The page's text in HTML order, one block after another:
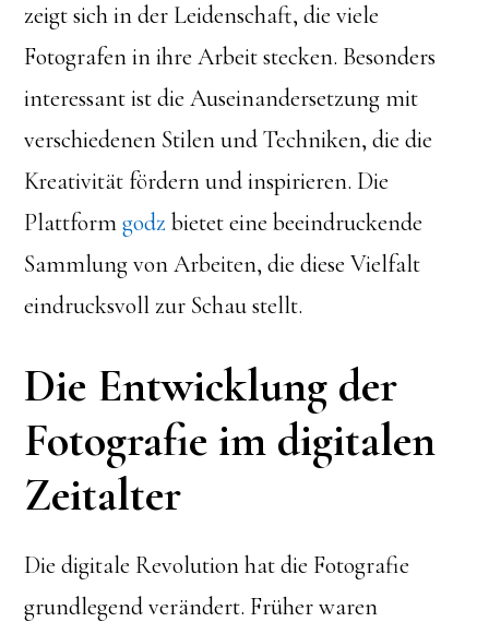
zeigt sich in der Leidenschaft, die viele
Fotografen in ihre Arbeit stecken. Besonders
interessant ist die Auseinandersetzung mit
verschiedenen Stilen und Techniken, die die
Kreativität fördern und inspirieren. Die
Plattformgodz bietet eine beeindruckende
Sammlung von Arbeiten, die diese Vielfalt
eindrucksvoll zur Schau stellt.
Die Entwicklung der
Fotografie im digitalen
Zeitalter
Die digitale Revolution hat die Fotografie
grundlegend verändert. Früher waren